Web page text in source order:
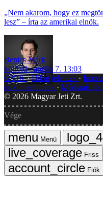
„Nem akarom, hogy ez
lesz” – írta az amerikai elnök.
Benics Márk
külföld
április 7. 13:03
GYIK Hibát jelentek
dokumentumok
Médiaajánlat
© 2026 Magyar Jeti Zrt.
Vége
Menü
Friss
Fiók